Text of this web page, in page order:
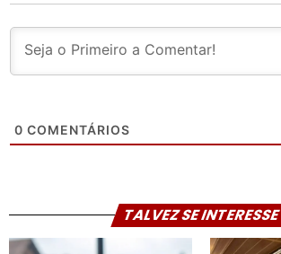
0 COMENTÁRIOS
TALVEZ SE INTERESSE